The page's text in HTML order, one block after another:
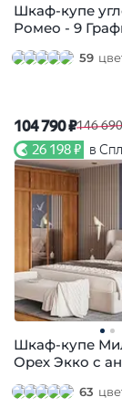
Шкаф-купе
Ромео - 9
59
104 790 ₽146
26 198 ₽ в
Шкаф-купе
Орех Экко с
63